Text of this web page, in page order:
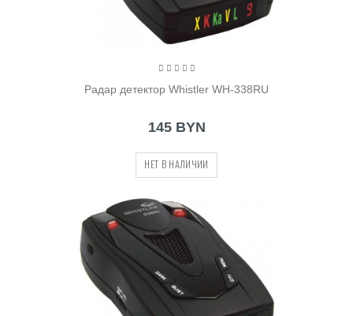
Радар детектор Whistler WH-338RU
145 BYN
НЕТ В НАЛИЧИИ